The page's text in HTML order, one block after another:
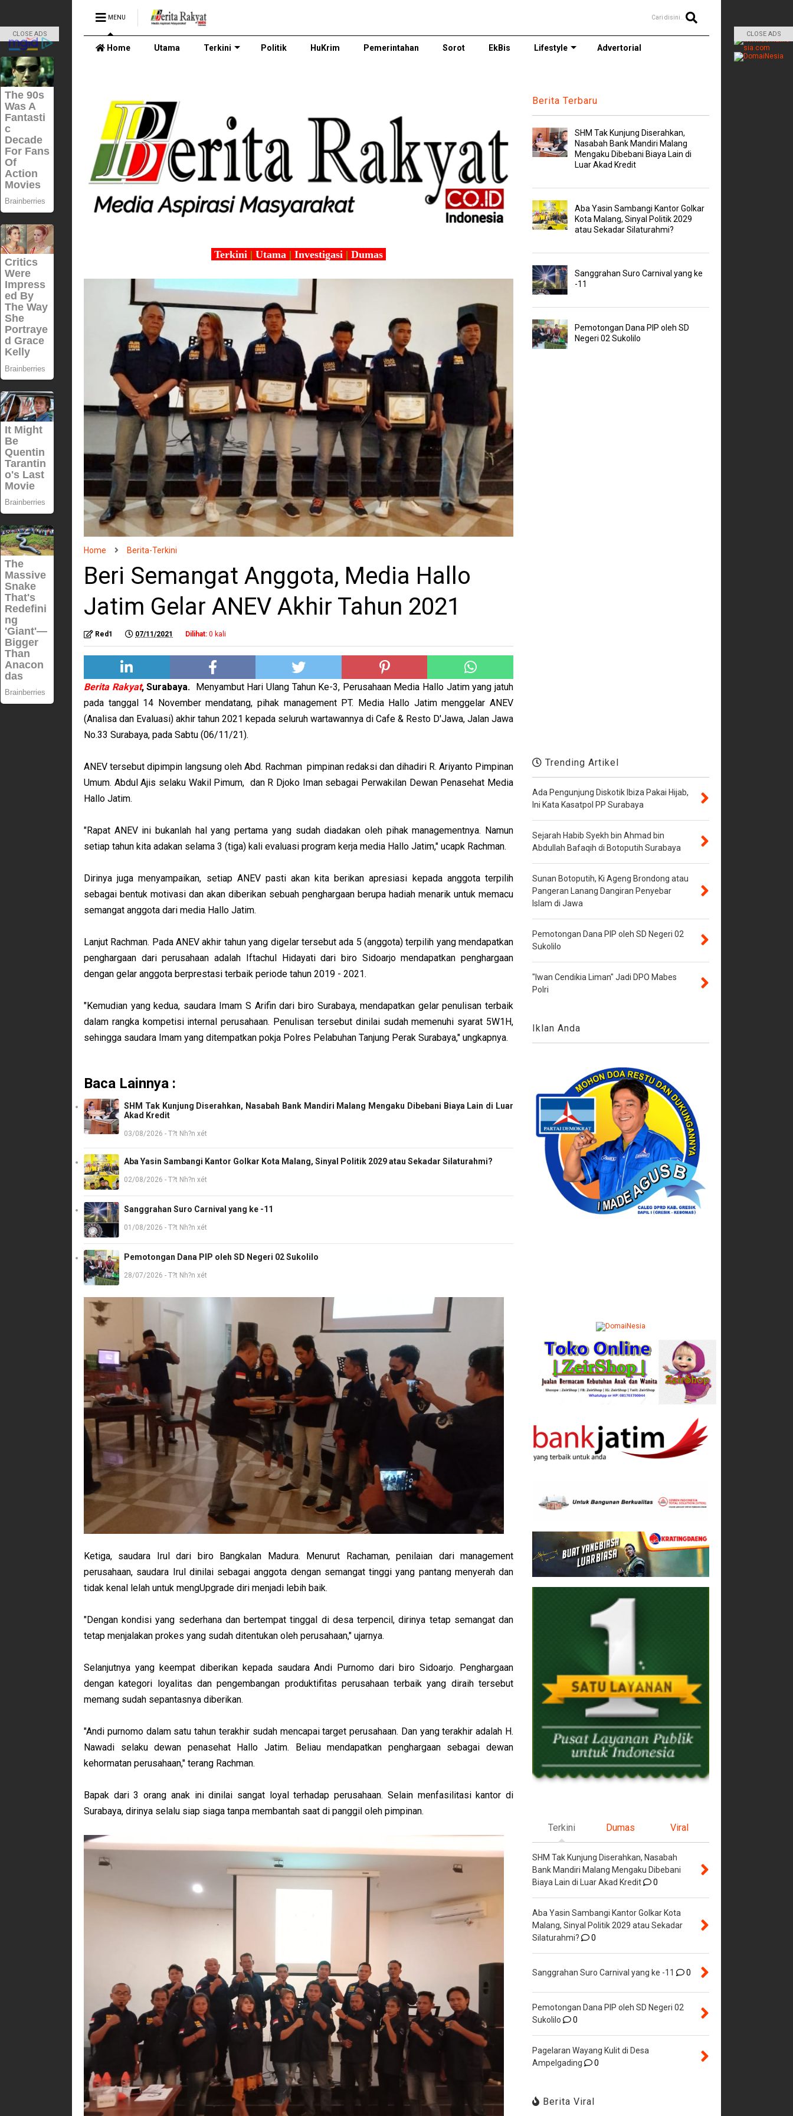
MENU Cari disini..
Home Utama Terkini Politik HuKrim Pemerintahan Sorot EkBis Lifestyle Advertorial
Terkini | Utama | Investigasi | Dumas
Home Berita-Terkini
Beri Semangat Anggota, Media Hallo
Jatim Gelar ANEV Akhir Tahun 2021
Red1 07/11/2021 Dilihat: 0 kali
Berita Rakyat, Surabaya. Menyambut Hari Ulang Tahun Ke-3, Perusahaan Media Hallo Jatim yang jatuh
pada tanggal 14 November mendatang, pihak management PT. Media Hallo Jatim menggelar ANEV
(Analisa dan Evaluasi) akhir tahun 2021 kepada seluruh wartawannya di Cafe & Resto D'Jawa, Jalan Jawa
No.33 Surabaya, pada Sabtu (06/11/21).
ANEV tersebut dipimpin langsung oleh Abd. Rachman pimpinan redaksi dan dihadiri R. Ariyanto Pimpinan
Umum. Abdul Ajis selaku Wakil Pimum, dan R Djoko Iman sebagai Perwakilan Dewan Penasehat Media
Hallo Jatim.
"Rapat ANEV ini bukanlah hal yang pertama yang sudah diadakan oleh pihak managementnya. Namun
setiap tahun kita adakan selama 3 (tiga) kali evaluasi program kerja media Hallo Jatim," ucapk Rachman.
Dirinya juga menyampaikan, setiap ANEV pasti akan kita berikan apresiasi kepada anggota terpilih
sebagai bentuk motivasi dan akan diberikan sebuah penghargaan berupa hadiah menarik untuk memacu
semangat anggota dari media Hallo Jatim.
Lanjut Rachman. Pada ANEV akhir tahun yang digelar tersebut ada 5 (anggota) terpilih yang mendapatkan
penghargaan dari perusahaan adalah Iftachul Hidayati dari biro Sidoarjo mendapatkan penghargaan
dengan gelar anggota berprestasi terbaik periode tahun 2019 - 2021.
"Kemudian yang kedua, saudara Imam S Arifin dari biro Surabaya, mendapatkan gelar penulisan terbaik
dalam rangka kompetisi internal perusahaan. Penulisan tersebut dinilai sudah memenuhi syarat 5W1H,
sehingga saudara Imam yang ditempatkan pokja Polres Pelabuhan Tanjung Perak Surabaya," ungkapnya.
Baca Lainnya :
SHM Tak Kunjung Diserahkan, Nasabah Bank Mandiri Malang Mengaku Dibebani Biaya Lain di Luar
Akad Kredit
03/08/2026 - T?t Nh?n xét
Aba Yasin Sambangi Kantor Golkar Kota Malang, Sinyal Politik 2029 atau Sekadar Silaturahmi?
02/08/2026 - T?t Nh?n xét
Sanggrahan Suro Carnival yang ke -11
01/08/2026 - T?t Nh?n xét
Pemotongan Dana PIP oleh SD Negeri 02 Sukolilo
28/07/2026 - T?t Nh?n xét
Ketiga, saudara Irul dari biro Bangkalan Madura. Menurut Rachaman, penilaian dari management
perusahaan, saudara Irul dinilai sebagai anggota dengan semangat tinggi yang pantang menyerah dan
tidak kenal lelah untuk mengUpgrade diri menjadi lebih baik.
"Dengan kondisi yang sederhana dan bertempat tinggal di desa terpencil, dirinya tetap semangat dan
tetap menjalakan prokes yang sudah ditentukan oleh perusahaan," ujarnya.
Selanjutnya yang keempat diberikan kepada saudara Andi Purnomo dari biro Sidoarjo. Penghargaan
dengan kategori loyalitas dan pengembangan produktifitas perusahaan terbaik yang diraih tersebut
memang sudah sepantasnya diberikan.
"Andi purnomo dalam satu tahun terakhir sudah mencapai target perusahaan. Dan yang terakhir adalah H.
Nawadi selaku dewan penasehat Hallo Jatim. Beliau mendapatkan penghargaan sebagai dewan
kehormatan perusahaan," terang Rachman.
Bapak dari 3 orang anak ini dinilai sangat loyal terhadap perusahaan. Selain menfasilitasi kantor di
Surabaya, dirinya selalu siap siaga tanpa membantah saat di panggil oleh pimpinan.
Berita Terbaru
SHM Tak Kunjung Diserahkan,
Nasabah Bank Mandiri Malang
Mengaku Dibebani Biaya Lain di
Luar Akad Kredit
Aba Yasin Sambangi Kantor Golkar
Kota Malang, Sinyal Politik 2029
atau Sekadar Silaturahmi?
Sanggrahan Suro Carnival yang ke
-11
Pemotongan Dana PIP oleh SD
Negeri 02 Sukolilo
Trending Artikel
Ada Pengunjung Diskotik Ibiza Pakai Hijab,
Ini Kata Kasatpol PP Surabaya
Sejarah Habib Syekh bin Ahmad bin
Abdullah Bafaqih di Botoputih Surabaya
Sunan Botoputih, Ki Ageng Brondong atau
Pangeran Lanang Dangiran Penyebar
Islam di Jawa
Pemotongan Dana PIP oleh SD Negeri 02
Sukolilo
"Iwan Cendikia Liman" Jadi DPO Mabes
Polri
Iklan Anda
Terkini Dumas Viral
SHM Tak Kunjung Diserahkan, Nasabah
Bank Mandiri Malang Mengaku Dibebani
Biaya Lain di Luar Akad Kredit
0
Aba Yasin Sambangi Kantor Golkar Kota
Malang, Sinyal Politik 2029 atau Sekadar
Silaturahmi?
0
Sanggrahan Suro Carnival yang ke -11 0
Pemotongan Dana PIP oleh SD Negeri 02
Sukolilo
0
Pagelaran Wayang Kulit di Desa
Ampelgading
0
Berita Viral
CLOSE ADS CLOSE ADS